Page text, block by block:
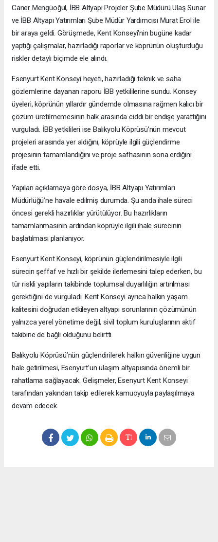
Caner Mengüoğul, İBB Altyapı Projeler Şube Müdürü Ulaş Sunar
ve İBB Altyapı Yatırımları Şube Müdür Yardımcısı Murat Erol ile
bir araya geldi. Görüşmede, Kent Konseyi'nin bugüne kadar
yaptığı çalışmalar, hazırladığı raporlar ve köprünün oluşturduğu
riskler detaylı biçimde ele alındı.
Esenyurt Kent Konseyi heyeti, hazırladığı teknik ve saha
gözlemlerine dayanan raporu İBB yetkililerine sundu. Konsey
üyeleri, köprünün yıllardır gündemde olmasına rağmen kalıcı bir
çözüm üretilmemesinin halk arasında ciddi bir endişe yarattığını
vurguladı. İBB yetkilileri ise Balıkyolu Köprüsü’nün mevcut
projeleri arasında yer aldığını, köprüyle ilgili güçlendirme
projesinin tamamlandığını ve proje safhasının sona erdiğini
ifade etti.
Yapılan açıklamaya göre dosya, İBB Altyapı Yatırımları
Müdürlüğü’ne havale edilmiş durumda. Şu anda ihale süreci
öncesi gerekli hazırlıklar yürütülüyor. Bu hazırlıkların
tamamlanmasının ardından köprüyle ilgili ihale sürecinin
başlatılması planlanıyor.
Esenyurt Kent Konseyi, köprünün güçlendirilmesiyle ilgili
sürecin şeffaf ve hızlı bir şekilde ilerlemesini talep ederken, bu
tür riskli yapıların takibinde toplumsal duyarlılığın artırılması
gerektiğini de vurguladı. Kent Konseyi ayrıca halkın yaşam
kalitesini doğrudan etkileyen altyapı sorunlarının çözümünün
yalnızca yerel yönetime değil, sivil toplum kuruluşlarının aktif
takibine de bağlı olduğunu belirtti.
Balıkyolu Köprüsü’nün güçlendirilerek halkın güvenliğine uygun
hale getirilmesi, Esenyurt’un ulaşım altyapısında önemli bir
rahatlama sağlayacak. Gelişmeler, Esenyurt Kent Konseyi
tarafından yakından takip edilerek kamuoyuyla paylaşılmaya
devam edecek.